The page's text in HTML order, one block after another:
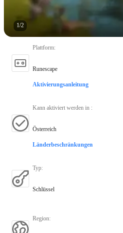
1/2
Plattform:
Runescape
Aktivierungsanleitung
Kann aktiviert werden in :
Österreich
Länderbeschränkungen
Typ:
Schlüssel
Region: